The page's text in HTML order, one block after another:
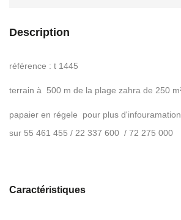
Description
référence : t 1445
terrain à 500 m de la plage zahra de 250
papaier en régele pour plus
sur 55 461 455 / 22 337 600 / 72 275 000
Caractéristiques